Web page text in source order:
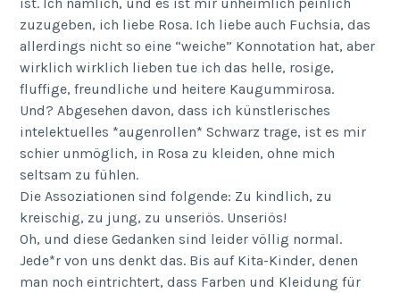
zuzugeben, ich liebe Rosa. Ich liebe auch Fuchsia, das
allerdings nicht so eine “weiche” Konnotation hat, aber
wirklich wirklich lieben tue ich das helle, rosige,
fluffige, freundliche und heitere Kaugummirosa.
Und? Abgesehen davon, dass ich künstlerisches
intelektuelles *augenrollen* Schwarz trage, ist es mir
schier unmöglich, in Rosa zu kleiden, ohne mich
seltsam zu fühlen.
Die Assoziationen sind folgende: Zu kindlich, zu
kreischig, zu jung, zu unseriös. Unseriös!
Oh, und diese Gedanken sind leider völlig normal.
Jede*r von uns denkt das. Bis auf Kita-Kinder, denen
man noch eintrichtert, dass Farben und Kleidung für